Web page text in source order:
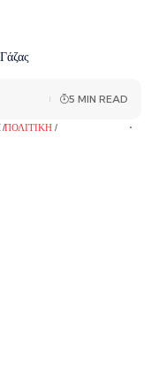
ΠΟΛΙΤΙΚΉ ΡΟΉ ΕΙΔΉΣΕΩΝ
5 MIN READ